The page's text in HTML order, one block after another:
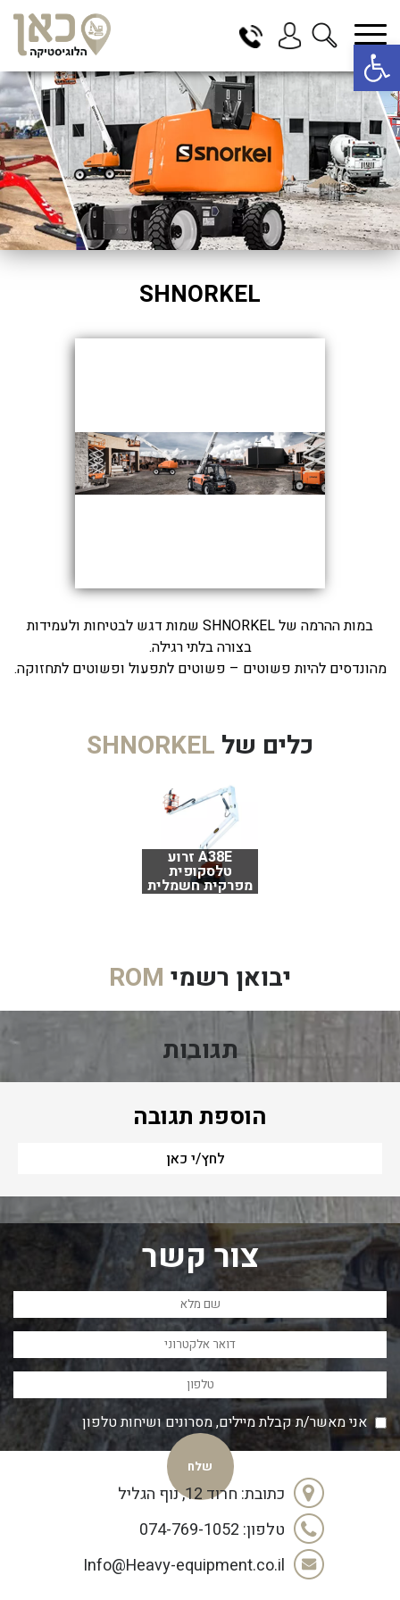
פתח סרגל נגישות
בחר תתקטגוריה בחר מיקום
הכל
בדרום
בצפון
במרכז
תל אביב
ירושלים
באר שבע
SHNORKEL
במות ההרמה של SHNORKEL שמות דגש לבטיחות ולעמידות
בצורה בלתי רגילה.
מהונדסים להיות פשוטים – פשוטים לתפעול ופשוטים לתחזוקה.
כלים של SHNORKEL
A38E זרוע
טלסקופית
מפרקית חשמלית
יבואן רשמי ROM
תגובות
הוספת תגובה
לחץ/י כאן
צור קשר
אני מאשר/ת קבלת מיילים, מסרונים ושיחות טלפון
כתובת: חרוד 12, נוף הגליל
טלפון: 074-769-1052
Info@Heavy-equipment.co.il